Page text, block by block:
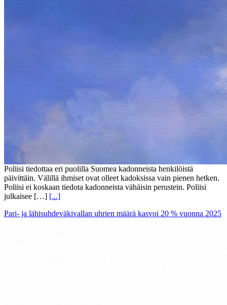
Poliisi tiedottaa eri puolilla Suomea kadonneista henkilöistä
päivittäin. Välillä ihmiset ovat olleet kadoksissa vain pienen hetken.
Poliisi ei koskaan tiedota kadonneista vähäisin perustein. Poliisi
julkaisee […] [...]
Pari- ja lähisuhdeväkivallan uhrien määrä kasvoi 20 % vuonna 2025